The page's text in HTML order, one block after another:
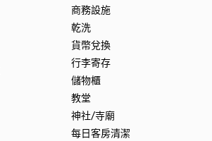
商務設施
乾洗
貨幣兌換
行李寄存
儲物櫃
教堂
神社/寺廟
每日客房清潔